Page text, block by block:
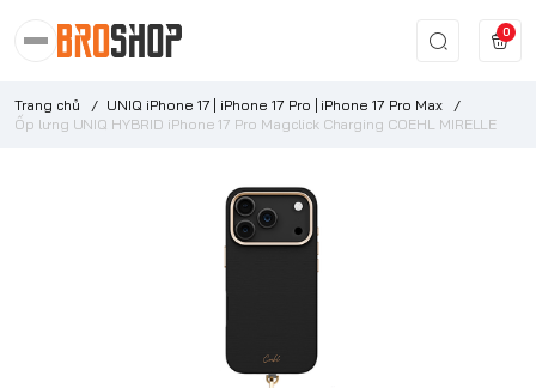
0
Trang chủ / UNIQ iPhone 17 | iPhone 17 Pro | iPhone 17 Pro Max
/
Ốp lưng UNIQ HYBRID iPhone 17 Pro Magclick Charging COEHL MIRELLE